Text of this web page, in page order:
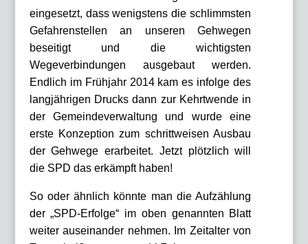
eingesetzt, dass wenigstens die schlimmsten
Gefahrenstellen an unseren Gehwegen
beseitigt und die wichtigsten
Wegeverbindungen ausgebaut werden.
Endlich im Frühjahr 2014 kam es infolge des
langjährigen Drucks dann zur Kehrtwende in
der Gemeindeverwaltung und wurde eine
erste Konzeption zum schrittweisen Ausbau
der Gehwege erarbeitet. Jetzt plötzlich will
die SPD das erkämpft haben!
So oder ähnlich könnte man die Aufzählung
der „SPD-Erfolge“ im oben genannten Blatt
weiter auseinander nehmen. Im Zeitalter von